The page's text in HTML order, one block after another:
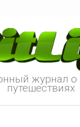
журнал о
путешествиях